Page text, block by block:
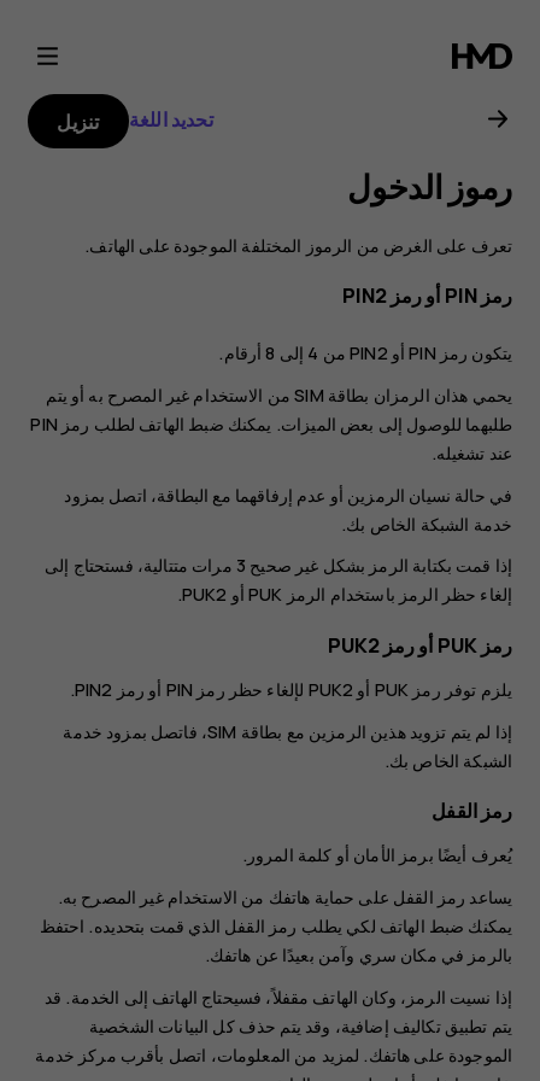
دليل
مستخدم
هاتف
Nokia
8.1
تحديد اللغة تنزيل
رموز الدخول
تعرف على الغرض من الرموز المختلفة الموجودة على الهاتف.
رمز PIN أو رمز PIN2
يتكون رمز PIN أو PIN2 من 4 إلى 8 أرقام.
يحمي هذان الرمزان بطاقة SIM من الاستخدام غير المصرح به أو يتم
طلبهما للوصول إلى بعض الميزات. يمكنك ضبط الهاتف لطلب رمز PIN
عند تشغيله.
في حالة نسيان الرمزين أو عدم إرفاقهما مع البطاقة، اتصل بمزود
خدمة الشبكة الخاص بك.
إذا قمت بكتابة الرمز بشكل غير صحيح 3 مرات متتالية، فستحتاج إلى
إلغاء حظر الرمز باستخدام الرمز PUK أو PUK2.
رمز PUK أو رمز PUK2
يلزم توفر رمز PUK أو PUK2 لإلغاء حظر رمز ‪PIN‬ أو رمز PIN2.
إذا لم يتم تزويد هذين الرمزين مع بطاقة ‪SIM‬، فاتصل بمزود خدمة
الشبكة الخاص بك.
رمز القفل
يُعرف أيضًا برمز الأمان أو كلمة المرور.
يساعد رمز القفل على حماية هاتفك من الاستخدام غير المصرح به.
يمكنك ضبط الهاتف لكي يطلب رمز القفل الذي قمت بتحديده. احتفظ
بالرمز في مكان سري وآمن بعيدًا عن هاتفك.
إذا نسيت الرمز، وكان الهاتف مقفلاً، فسيحتاج الهاتف إلى الخدمة. قد
يتم تطبيق تكاليف إضافية، وقد يتم حذف كل البيانات الشخصية
الموجودة على هاتفك. لمزيد من المعلومات، اتصل بأقرب مركز خدمة